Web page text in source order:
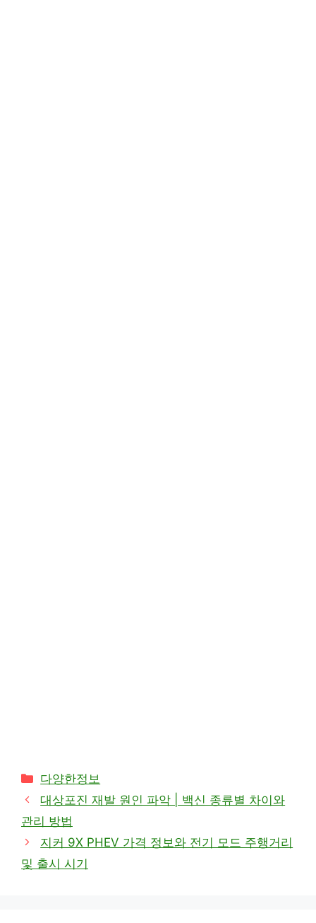
카
테
리
다양한정보
대상포진 재발 원인 파악 | 백신 종류별 차이와
관리 방법
지커 9X PHEV 가격 정보와 전기 모드 주행거리
및 출시 시기